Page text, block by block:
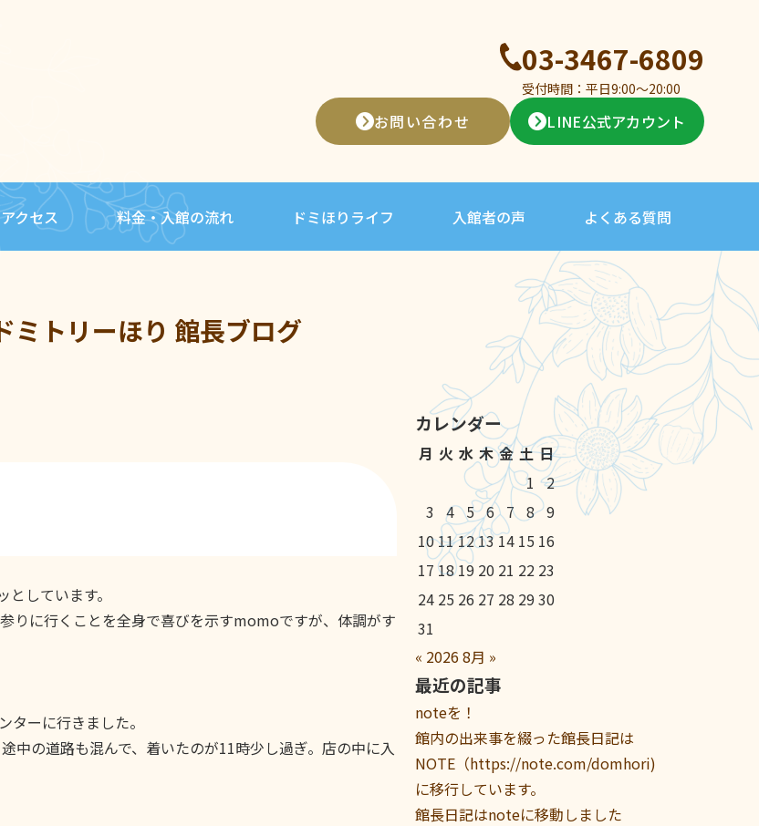
03-3467-6809
受付時間：平日9:00〜20:00
お問い合わせ LINE公式アカウント
アクセス 料金・入館の流れ ドミほりライフ 入館者の声 よくある質問
ミトリーほり 館長ブログ
しています。
りに行くことを全身で喜びを示すmomoですが、体調がす
ターに行きました。
中の道路も混んで、着いたのが11時少し過ぎ。店の中に入
カレンダー
月 火 水 木 金 土 日
1
2
3 4 5 6 7 8 9
1011121314 15 16
17 18 19 20 21 22 23
24 25 26 27 28 2930
31
« 20268月 »
最近の記事
noteを！
館内の出来事を綴った館長日記は
NOTE（https://note.com/domhori)
に移行しています。
館長日記はnoteに移動しました